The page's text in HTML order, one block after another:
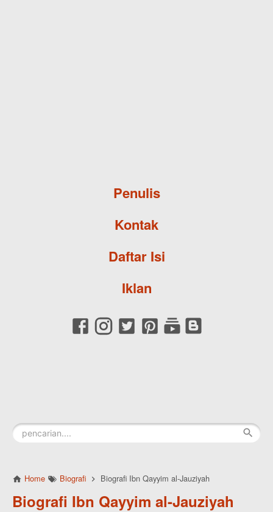
Penulis
Kontak
Daftar Isi
Iklan
Home Biografi Biografi Ibn Qayyim al-Jauziyah
Biografi Ibn Qayyim al-Jauziyah